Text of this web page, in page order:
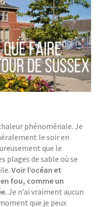
phénoménale. Je
le soir en
que le
plages de sable où se
Voir l’océan et
fou, comme un
Je n’ai vraiment aucun
que je peux